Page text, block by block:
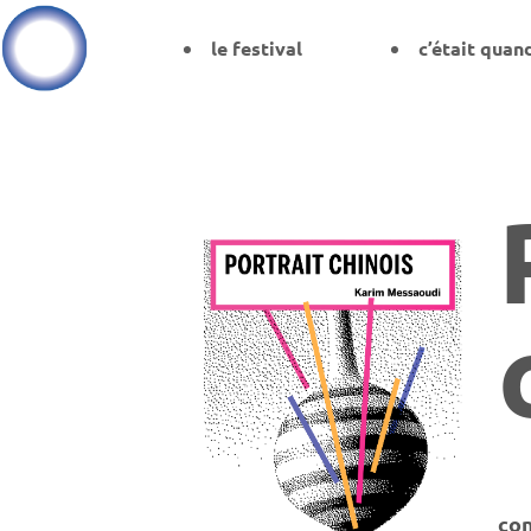
le festival c’était